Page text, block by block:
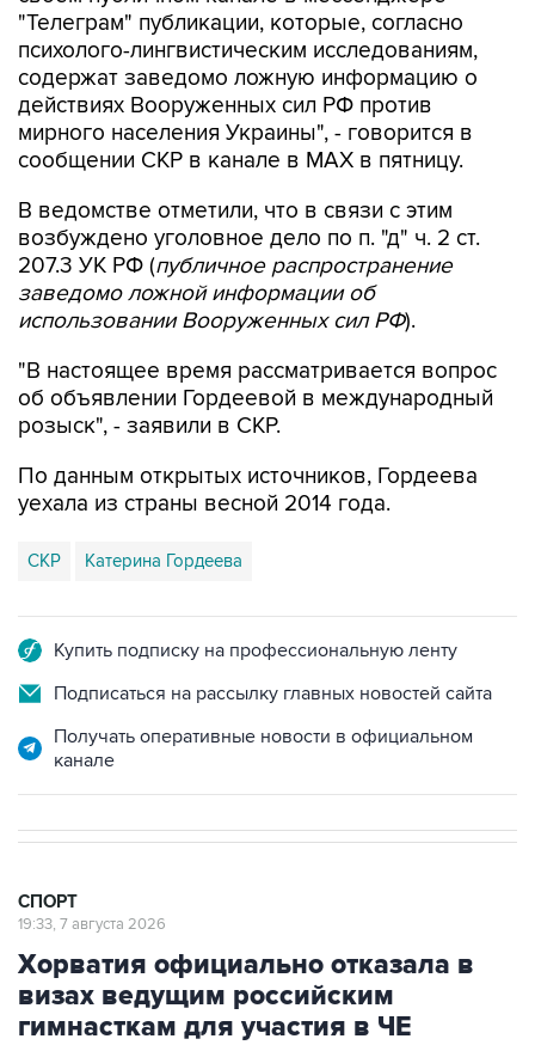
"Телеграм" публикации, которые, согласно
психолого-лингвистическим исследованиям,
содержат заведомо ложную информацию о
действиях Вооруженных сил РФ против
мирного населения Украины", - говорится в
сообщении СКР в канале в MAX в пятницу.
В ведомстве отметили, что в связи с этим
возбуждено уголовное дело по п. "д" ч. 2 ст.
207.3 УК РФ (публичное распространение
заведомо ложной информации об
использовании Вооруженных сил РФ).
"В настоящее время рассматривается вопрос
об объявлении Гордеевой в международный
розыск", - заявили в СКР.
По данным открытых источников, Гордеева
уехала из страны весной 2014 года.
СКР Катерина Гордеева
Купить подписку на профессиональную ленту
Подписаться на рассылку главных новостей сайта
Получать оперативные новости в официальном
канале
СПОРТ
19:33, 7 августа 2026
Хорватия официально отказала в
визах ведущим российским
гимнасткам для участия в ЧЕ